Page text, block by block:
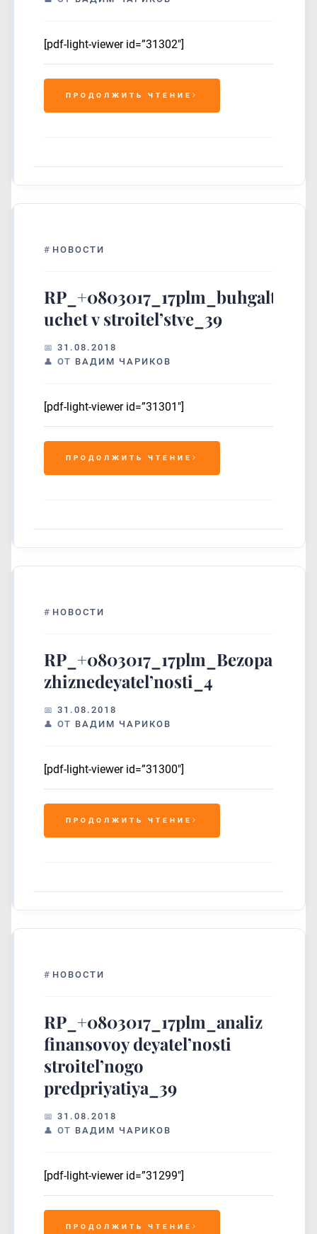
[pdf-light-viewer id=”31302″]
ПРОДОЛЖИТЬ ЧТЕНИЕ
# НОВОСТИ
uchet v stroitel’stve_39
31.08.2018
ОТ ВАДИМ ЧАРИКОВ
[pdf-light-viewer id=”31301″]
ПРОДОЛЖИТЬ ЧТЕНИЕ
# НОВОСТИ
zhiznedeyatel’nosti_4
31.08.2018
ОТ ВАДИМ ЧАРИКОВ
[pdf-light-viewer id=”31300″]
ПРОДОЛЖИТЬ ЧТЕНИЕ
# НОВОСТИ
RP_+0803017_17plm_analiz
finansovoy deyatel’nosti
stroitel’nogo
predpriyatiya_39
31.08.2018
ОТ ВАДИМ ЧАРИКОВ
[pdf-light-viewer id=”31299″]
ПРОДОЛЖИТЬ ЧТЕНИЕ